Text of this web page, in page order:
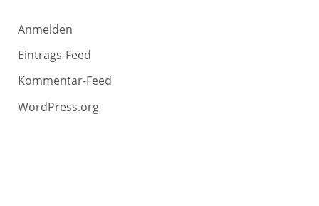
Anmelden
Eintrags-Feed
Kommentar-Feed
WordPress.org